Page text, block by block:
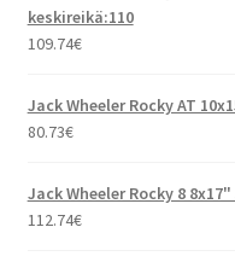
keskireikä:110
109.74€
Jack Wheeler Rocky AT
80.73€
Jack Wheeler Rocky 8
112.74€